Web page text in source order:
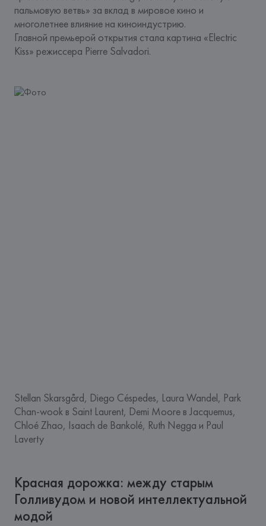
пальмовую ветвь» за вклад в мировое кино и
многолетнее влияние на киноиндустрию.
Главной премьерой открытия стала картина «Electric
Kiss» режиссера Pierre Salvadori.
Stellan Skarsgård, Diego Céspedes, Laura Wandel, Park
Chan-wook в Saint Laurent, Demi Moore в Jacquemus,
Chloé Zhao, Isaach de Bankolé, Ruth Negga и Paul
Laverty
Красная дорожка: между старым
Голливудом и новой интеллектуальной
модой